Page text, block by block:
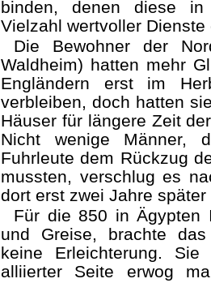
binden, denen diese
Vielzahl wertvoller
Die Bewohner der
Waldheim) hatten mehr
Engländern erst im
verbleiben, doch hatten
Häuser für längere Zeit
Nicht wenige Männer,
Fuhrleute dem Rückzug
mussten, verschlug es
dort erst zwei Jahre
Für die 850 in Ägypten
und Greise, brachte
keine Erleichterung.
alliierter Seite erwog